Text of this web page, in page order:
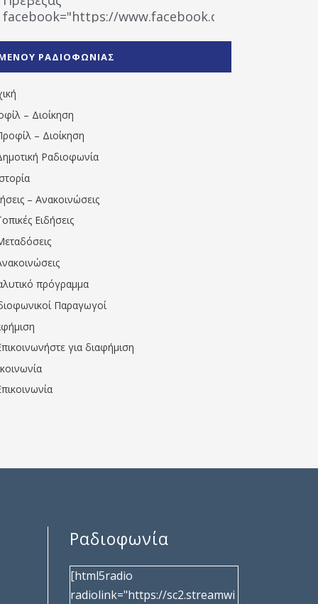
facebook="https://www.facebook.com/
1531194763766854/" artist="" ]
ΡΑΔΙΟΦΩΝΙΑΣ
– Διοίκηση
– Διοίκηση
Ραδιοφωνία
– Ανακοινώσεις
Ειδήσεις
πρόγραμμα
Παραγωγοί
για διαφήμιση
Ραδιοφωνία
[html5radio
radiolink="https://sc2.streamwi